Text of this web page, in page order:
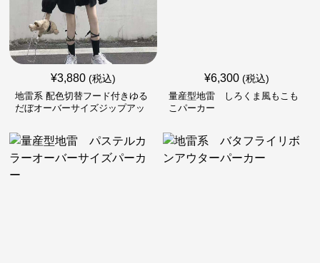
¥3,880 (税込)
地雷系 配色切替フード付きゆる
だぼオーバーサイズジップアッ
¥6,300 (税込)
量産型地雷 しろくま風もこも
こパーカー